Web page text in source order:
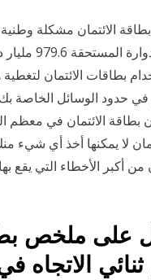
الائتمان مشكلة
الديون
بطاقات الائتمان
حدود الوسائل الخاصة بك
بطاقة الائتمان في معظم
لا يمكنها أخذ أي
من أكبر الأخطاء التي
على ملخص